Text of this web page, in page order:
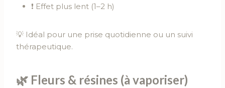
❗ Effet plus lent (1–2 h)
💡 Idéal pour une prise quotidienne ou un suivi
thérapeutique.
🌿 Fleurs & résines (à vaporiser)